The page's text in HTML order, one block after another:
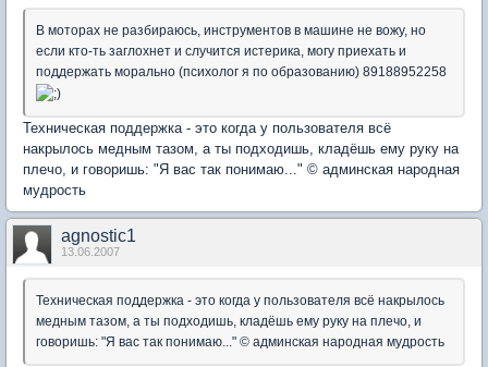
В моторах не разбираюсь, инструментов в машине не вожу, но
если кто-ть заглохнет и случится истерика, могу приехать и
поддержать морально (психолог я по образованию) 89188952258
Техническая поддержка - это когда у пользователя всё
накрылось медным тазом, а ты подходишь, кладёшь ему руку на
плечо, и говоришь: "Я вас так понимаю..." © админская народная
мудрость
agnostic1
13.06.2007
Техническая поддержка - это когда у пользователя всё накрылось
медным тазом, а ты подходишь, кладёшь ему руку на плечо, и
говоришь: "Я вас так понимаю..." © админская народная мудрость